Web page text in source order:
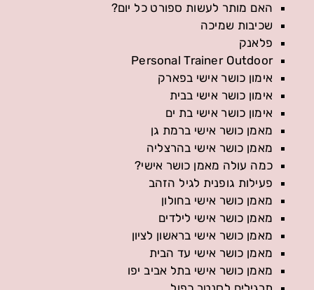
האם מותר לעשות ספורט כל יום?
שכיבות שמיכה
פלאנק
Personal Trainer Outdoor
אימון כושר אישי בפארק
אימון כושר אישי בבית
אימון כושר אישי בת ים
מאמן כושר אישי ברמת גן
מאמן כושר אישי בהרצליה
כמה עולה מאמן כושר אישי?
פעילות גופנית לגיל הזהב
מאמן כושר אישי בחולון
מאמן כושר אישי לילדים
מאמן כושר אישי בראשון לציון
מאמן כושר אישי עד הבית
מאמן כושר אישי בתל אביב יפו